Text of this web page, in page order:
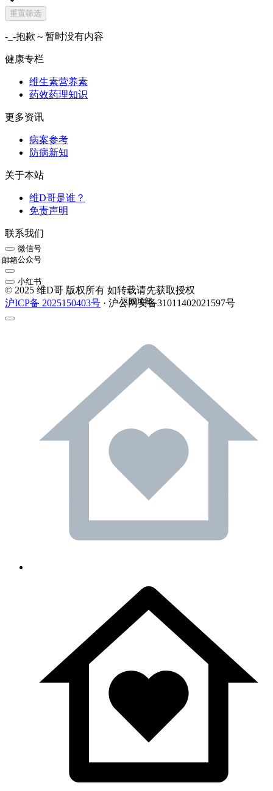
重置筛选
-_-抱歉～暂时没有内容
健康专栏
维生素营养素
药效药理知识
更多资讯
病案参考
防病新知
关于本站
维D哥是谁？
免责声明
联系我们
微信号
公众号
邮箱
小红书
© 2025 维D哥 版权所有 如转载请先获取授权
沪ICP备 2025150403号 · 沪公网安备31011402021597号
返回顶部